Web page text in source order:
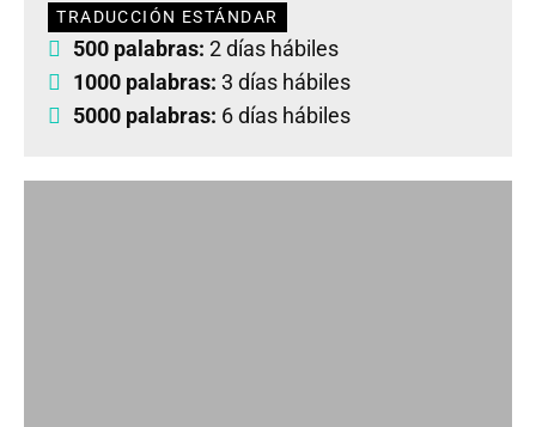
TRADUCCIÓN ESTÁNDAR
500 palabras: 2 días hábiles
1000 palabras: 3 días hábiles
5000 palabras: 6 días hábiles